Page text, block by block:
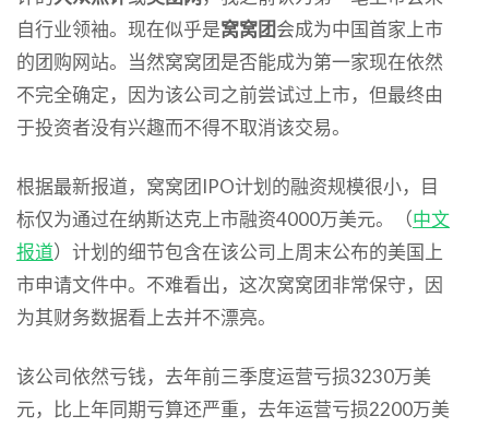
自行业领袖。现在似乎是窝窝团会成为中国首家上市
的团购网站。当然窝窝团是否能成为第一家现在依然
不完全确定，因为该公司之前尝试过上市，但最终由
于投资者没有兴趣而不得不取消该交易。
根据最新报道，窝窝团IPO计划的融资规模很小，目
标仅为通过在纳斯达克上市融资4000万美元。（中文
报道）计划的细节包含在该公司上周末公布的美国上
市申请文件中。不难看出，这次窝窝团非常保守，因
为其财务数据看上去并不漂亮。
该公司依然亏钱，去年前三季度运营亏损3230万美
元，比上年同期亏算还严重，去年运营亏损2200万美